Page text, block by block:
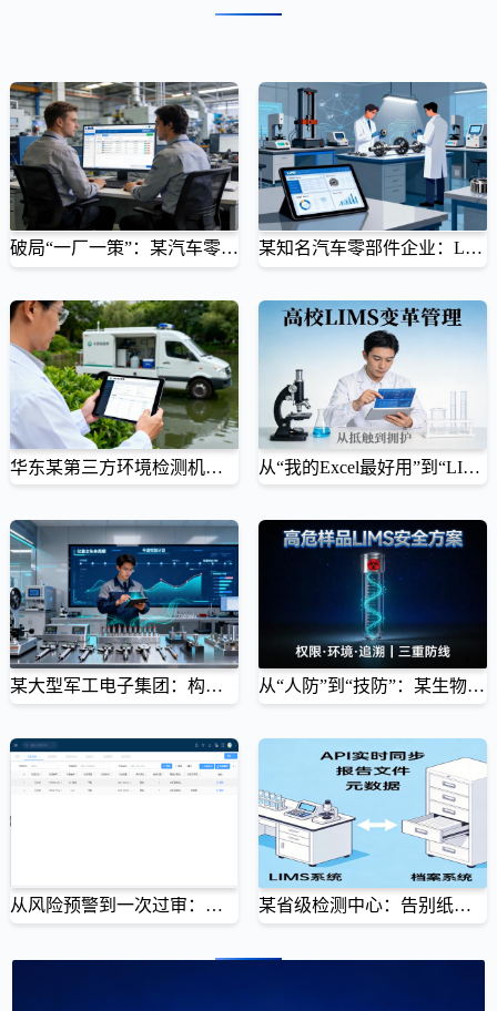
破局“一厂一策”：某汽车零部件巨头借LIMS实现集团级实验室统一管控
跨厂任务协同、集团级质量追溯与供应商绩效评估，提升整体品控效...
某知名汽车零部件企业：LIMS系统驱动检测中心全流程数字化转型
派、原始记录、报告生成、设备校验等环节的无纸化闭环管理，显著提...
华东某第三方环境检测机构：LIMS实现100%电子记录，顺利通过CMA飞行检查
查。附真实系统界面截图与数字化采样场景图，满足CNAS/CM...
从“我的Excel最好用”到“LIMS真香”：某高校实验室的LIMS变革之路
建立正向反馈，成功实现LIMS系统全员支持与高效使用。
某大型军工电子集团：构建“标准器-通用量具-专用量具”三位一体的智慧计量管理体系
覆盖委托、收发、任务、台账、校验计划、仪器处置等全业务流程，实现计量...
从“人防”到“技防”：某生物医药实验室的高危样品LIMS安全实践
动、操作留痕，实现全流程闭环管理，保障人员与环境安全。附真实系统...
从风险预警到一次过审：某化工实验室的LIMS合规实战 某省级检测中心：告别纸质堆积，LIMS联动让报告归档“零时差”
版本可控、秒级检索，查找效率提升99%，满足CNAS/CMA评审...